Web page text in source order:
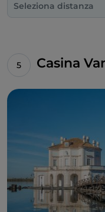
Seleziona distanza
Casina